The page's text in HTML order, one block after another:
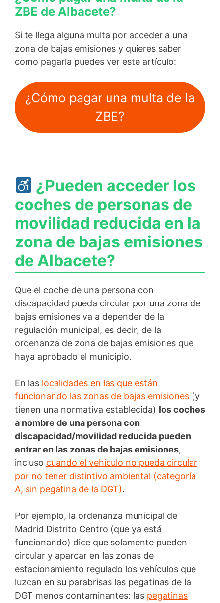
ZBE de Albacete?
Si te llega alguna multa por acceder a una
zona de bajas emisiones y quieres saber
como pagarla puedes ver este artículo:
¿Cómo pagar una multa de la
ZBE?
¿Pueden acceder los
coches de personas de
movilidad reducida en la
zona de bajas emisiones
de Albacete?
Que el coche de una persona con
discapacidad pueda circular por una zona de
bajas emisiones va a depender de la
regulación municipal, es decir, de la
ordenanza de zona de bajas emisiones que
haya aprobado el municipio.
En las localidades en las que están
funcionando las zonas de bajas emisiones (y
tienen una normativa establecida) los coches
a nombre de una persona con
discapacidad/movilidad reducida pueden
entrar en las zonas de bajas emisiones,
incluso cuando el vehículo no pueda circular
por no tener distintivo ambiental (categoría
A, sin pegatina de la DGT).
Por ejemplo, la ordenanza municipal de
Madrid Distrito Centro (que ya está
funcionando) dice que solamente pueden
circular y aparcar en las zonas de
estacionamiento regulado los vehículos que
luzcan en su parabrisas las pegatinas de la
DGT menos contaminantes: las pegatinas